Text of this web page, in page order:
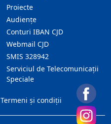
Proiecte
Audienţe
Conturi IBAN CJD
Webmail CJD
SMIS 328942
Serviciul de Telecomunicații
Speciale
Termeni și condiții